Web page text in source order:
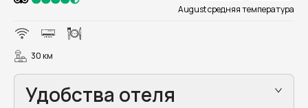
August средняя температура
30 км
Удобства отеля